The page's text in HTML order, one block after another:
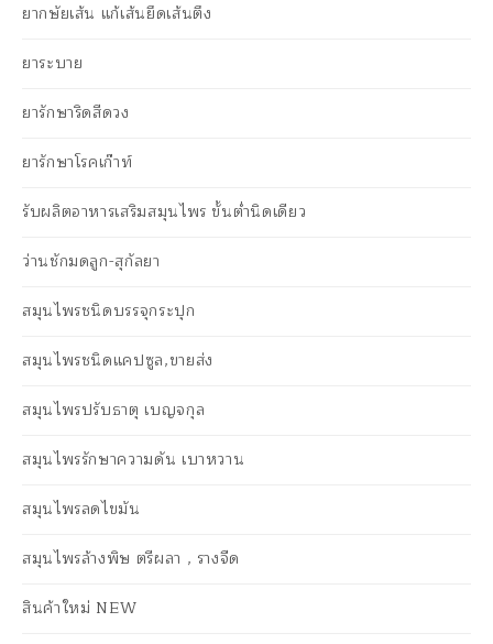
ยากษัยเส้น แก้เส้นยึดเส้นตึง
ยาระบาย
ยารักษาริดสีดวง
ยารักษาโรคเก๊าท์
รับผลิตอาหารเสริมสมุนไพร ขั้นต่ำนิดเดียว
ว่านชักมดลูก-สุกัลยา
สมุนไพรชนิดบรรจุกระปุก
สมุนไพรชนิดแคปซูล,ขายส่ง
สมุนไพรปรับธาตุ เบญจกุล
สมุนไพรรักษาความดัน เบาหวาน
สมุนไพรลดไขมัน
สมุนไพรล้างพิษ ตรีผลา , รางจืด
สินค้าใหม่ NEW